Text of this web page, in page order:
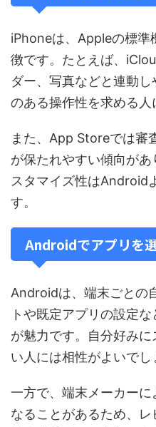
iPhoneは、Appleの標準
徴です。たとえば、
ダー、写真などと連動
のある操作性を求める人
また、App Storeでは審
が保たれやすい傾向が
スタマイズ性はAndroid
す。
Androidでアプリを
Androidは、端末ごとの
トや既定アプリの設定
が魅力です。自分好み
い人には相性がよいでし
一方で、端末メーカー
なることがあるため、